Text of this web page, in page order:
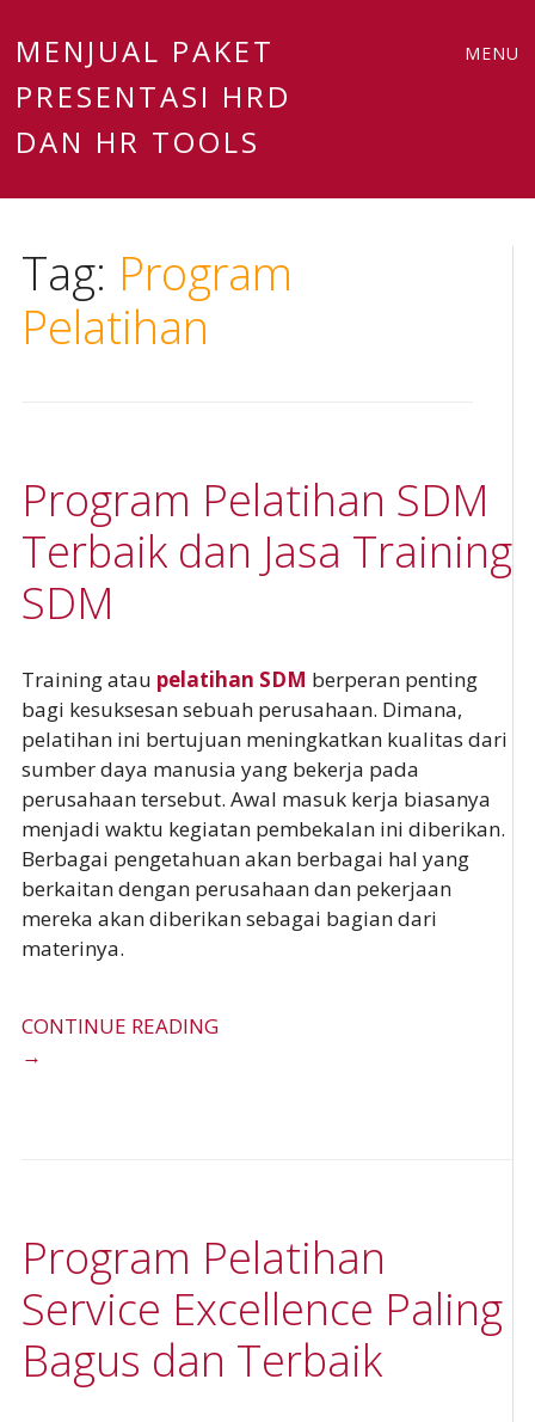
MENJUAL PAKET
PRESENTASI HRD
DAN HR TOOLS
MENU
Tag: Program
Pelatihan
Program Pelatihan SDM
Terbaik dan Jasa Training
SDM
Training atau pelatihan SDM berperan penting
bagi kesuksesan sebuah perusahaan. Dimana,
pelatihan ini bertujuan meningkatkan kualitas dari
sumber daya manusia yang bekerja pada
perusahaan tersebut. Awal masuk kerja biasanya
menjadi waktu kegiatan pembekalan ini diberikan.
Berbagai pengetahuan akan berbagai hal yang
berkaitan dengan perusahaan dan pekerjaan
mereka akan diberikan sebagai bagian dari
materinya.
CONTINUE READING
→
Program Pelatihan
Service Excellence Paling
Bagus dan Terbaik